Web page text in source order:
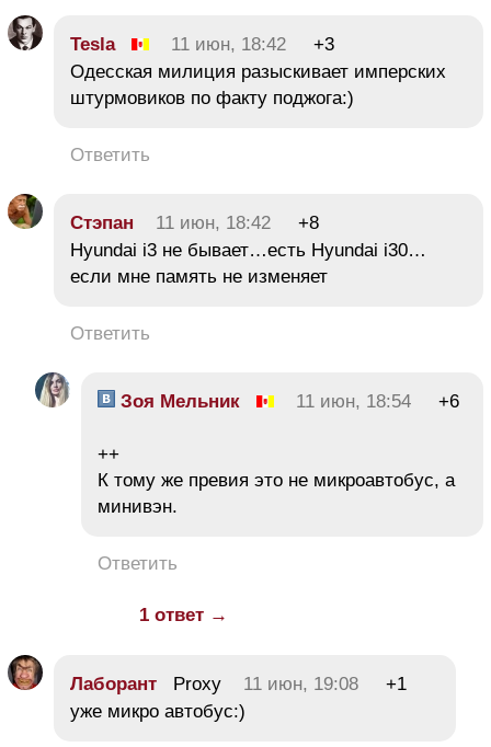
Tesla 11 июн, 18:42
+3
Одесская милиция разыскивает имперских
штурмовиков по факту поджога:)
Ответить
Стэпан 11 июн, 18:42
+8
Hyundai i3 не бывает…есть Hyundai i30…
если мне память не изменяет
Ответить
Зоя Мельник 11 июн, 18:54 +6
++
К тому же превия это не микроавтобус, а
минивэн.
Ответить
1 ответ →
Лаборант Proxy 11 июн, 19:08
+1
уже микро автобус:)